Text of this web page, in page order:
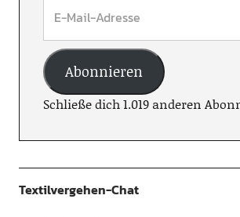
Abonnieren
Schließe dich 1.019 anderen
Textilvergehen-Chat